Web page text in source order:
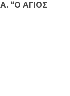
“Ο ΑΓΙΟΣ